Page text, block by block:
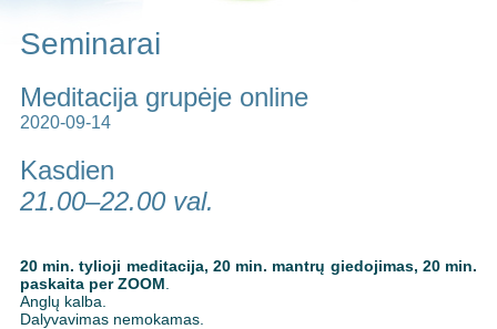
Seminarai
Meditacija grupėje online
2020-09-14
Kasdien
21.00–22.00 val.
20 min. tylioji meditacija, 20 min. mantrų giedojimas, 20 min.
paskaita per ZOOM
Anglų kalba.
Dalyvavimas nemokamas.